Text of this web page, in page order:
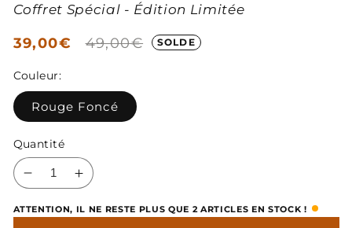
Coffret Spécial - Édition Limitée
Prix
39,00€
Prix
49,00€ SOLDE
Couleur:
Rouge Foncé
Quantité
Réduire
quantité
Augmenter
quantité
ATTENTION, IL NE RESTE PLUS QUE 2 ARTICLES EN STOCK !